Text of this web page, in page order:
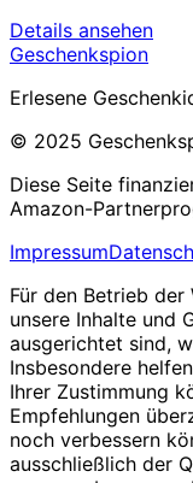
Details ansehen
Geschenkspion
Erlesene
© 2025
Diese Seite
Amazon-
Impressum
Für den Betrieb
unsere Inhalte und
ausgerichtet sind,
Insbesondere
Ihrer Zustimmung
Empfehlungen
noch verbessern
ausschließlich der